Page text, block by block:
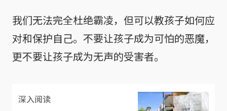
我们无法完全杜绝霸凌，但可以教孩子如何应
对和保护自己。不要让孩子成为可怕的恶魔，
更不要让孩子成为无声的受害者。
深入阅读